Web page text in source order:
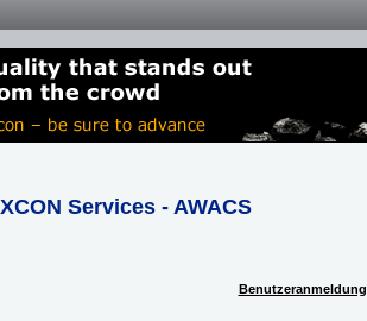
Services - AWACS
Benutzeranmeldung